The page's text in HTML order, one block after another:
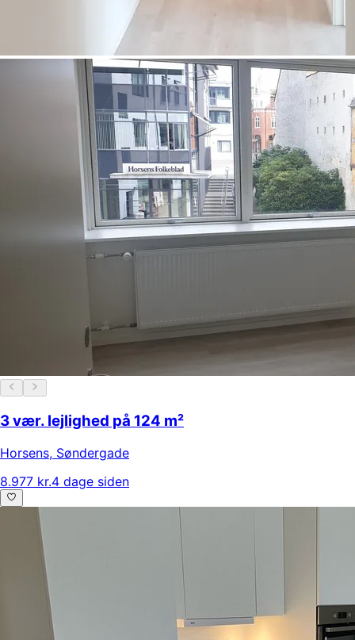
3 vær. lejlighed på 124 m²
Horsens, Søndergade
8.977 kr.4 dage siden